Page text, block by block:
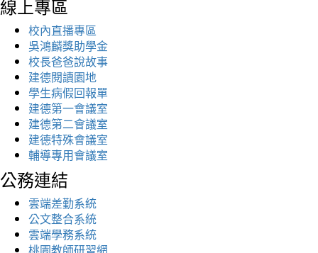
線上專區
校內直播專區
吳鴻麟獎助學金
校長爸爸說故事
建德閱讀園地
學生病假回報單
建德第一會議室
建德第二會議室
建德特殊會議室
輔導專用會議室
公務連結
雲端差勤系統
公文整合系統
雲端學務系統